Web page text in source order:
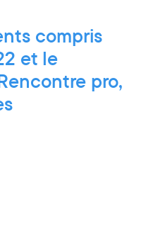
compris
et le
pro,